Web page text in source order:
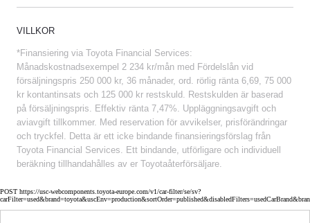
VILLKOR
*Finansiering via Toyota Financial Services:
Månadskostnadsexempel 2 234 kr/mån med Fördelslån vid
försäljningspris 250 000 kr, 36 månader, ord. rörlig ränta 6,69, 75 000
kr kontantinsats och 125 000 kr restskuld. Restskulden är baserad
på försäljningspris. Effektiv ränta 7,47%. Uppläggningsavgift och
aviavgift tillkommer. Med reservation för avvikelser, prisförändringar
och tryckfel. Detta är ett icke bindande finansieringsförslag från
Toyota Financial Services. Ett bindande, utförligare och individuell
beräkning tillhandahålles av er Toyotaåterförsäljare.
POST https://usc-webcomponents.toyota-europe.com/v1/car-filter/se/sv?